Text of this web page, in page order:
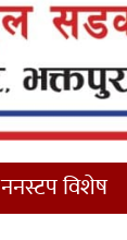
ननस्टप विशेष